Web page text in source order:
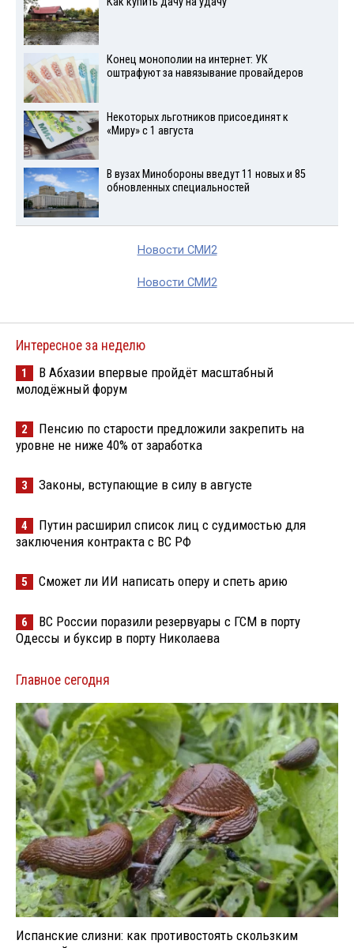
Конец монополии на интернет: УК
оштрафуют за навязывание провайдеров
Некоторых льготников присоединят к
«Миру» с 1 августа
В вузах Минобороны введут 11 новых и 85
обновленных специальностей
Новости СМИ2
Новости СМИ2
Интересное за неделю
1
В Абхазии впервые пройдёт масштабный
молодёжный форум
2
Пенсию по старости предложили закрепить на
уровне не ниже 40% от заработка
3 Законы, вступающие в силу в августе
4
Путин расширил список лиц с судимостью для
заключения контракта с ВС РФ
5 Сможет ли ИИ написать оперу и спеть арию
6
ВС России поразили резервуары с ГСМ в порту
Одессы и буксир в порту Николаева
Главное сегодня
Испанские слизни: как противостоять скользким